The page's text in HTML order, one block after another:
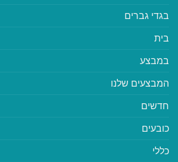
בגדי גברים
בית
במבצע
המבצעים שלנו
חדשים
כובעים
כללי